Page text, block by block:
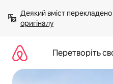
вмісту
Деякий вміст
оригіналу
Перетворіть